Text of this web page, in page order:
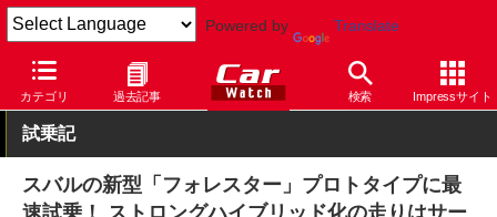
Powered by Translate
カテゴリ 過去記事 検索 Impressサイト
Car Watch 自動車 スバル フォレスター
試乗記
スバルの新型「フォレスター」プロトタイプに最
速試乗！ ストロングハイブリッド化の走りはサー